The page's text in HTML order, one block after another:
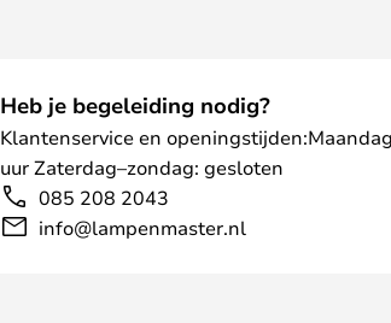
Heb je begeleiding nodig?
Klantenservice en
uur Zaterdag–zondag: gesloten
085 208 2043
info@lampenmaster.nl